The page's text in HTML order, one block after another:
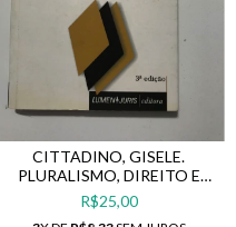
CITTADINO, GISELE.
PLURALISMO, DIREITO E
JUSTIÇA DISTRIBUTIVA.
R$25,00